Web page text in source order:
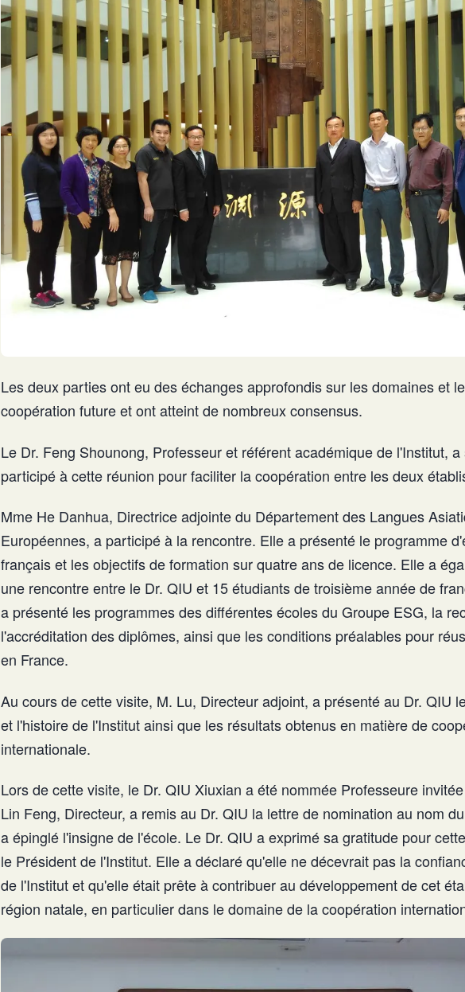
Les deux parties ont eu des échanges approfondis sur les domaines et
coopération future et ont atteint de nombreux consensus.
Le Dr. Feng Shounong, Professeur et référent académique de l'Institut,
participé à cette réunion pour faciliter la coopération entre les deux
Mme He Danhua, Directrice adjointe du Département des Langues
Européennes, a participé à la rencontre. Elle a présenté le programme
français et les objectifs de formation sur quatre ans de licence. Elle a
une rencontre entre le Dr. QIU et 15 étudiants de troisième année de
a présenté les programmes des différentes écoles du Groupe ESG, la
l'accréditation des diplômes, ainsi que les conditions préalables pour
en France.
Au cours de cette visite, M. Lu, Directeur adjoint, a présenté au Dr. QIU
et l'histoire de l'Institut ainsi que les résultats obtenus en matière de
internationale.
Lors de cette visite, le Dr. QIU Xiuxian a été nommée Professeure
Lin Feng, Directeur, a remis au Dr. QIU la lettre de nomination au nom
a épinglé l'insigne de l'école. Le Dr. QIU a exprimé sa gratitude pour
le Président de l'Institut. Elle a déclaré qu'elle ne décevrait pas la
de l'Institut et qu'elle était prête à contribuer au développement de cet
région natale, en particulier dans le domaine de la coopération